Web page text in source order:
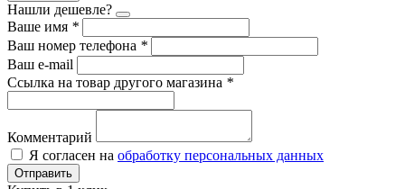
Нашли дешевле?
Ваше имя *
Ваш номер телефона *
Ваш e-mail
Ссылка на товар другого магазина *
Комментарий
Я согласен на обработку персональных данных
Отправить